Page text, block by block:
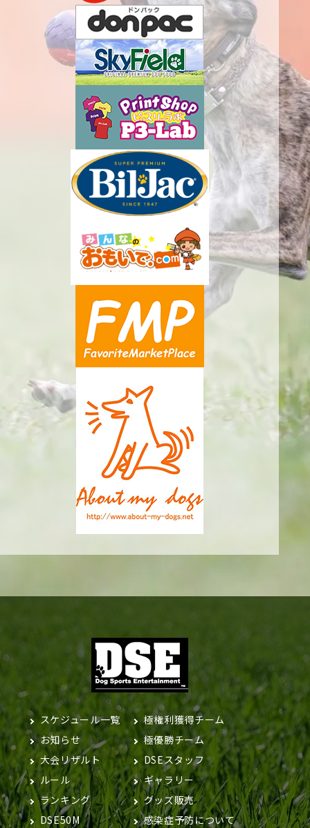
スケジュール一覧
お知らせ
大会リザルト
ルール
ランキング
DSE50M
極権利獲得チーム
極優勝チーム
DSEスタッフ
ギャラリー
グッズ販売
感染症予防について